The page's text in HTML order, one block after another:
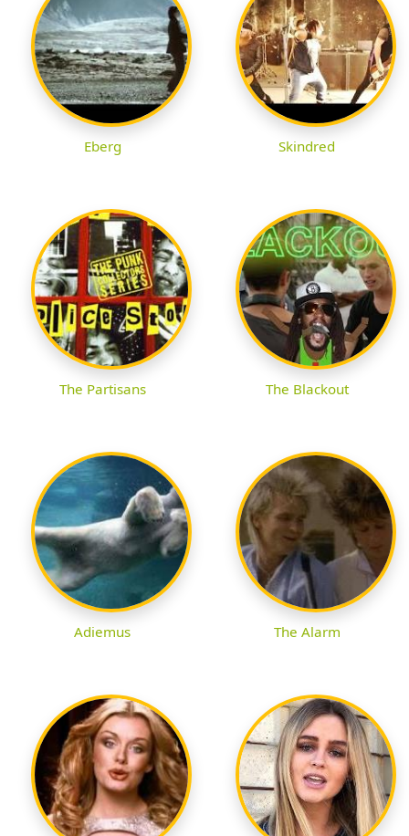
Eberg Skindred
The Partisans The Blackout
Adiemus The Alarm